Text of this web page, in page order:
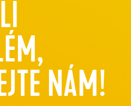
NÁM!